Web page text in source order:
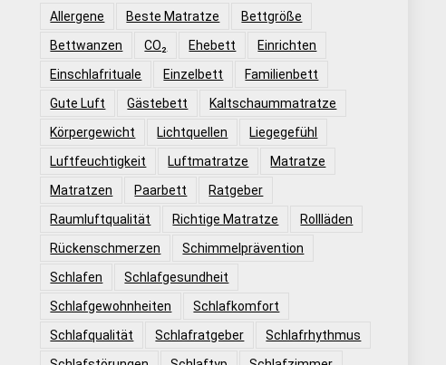
Allergene Beste Matratze
Bettgröße
Bettwanzen
CO₂ Ehebett
Einrichten
Einschlafrituale
Einzelbett
Familienbett
Gute Luft
Gästebett
Kaltschaummatratze
Körpergewicht
Lichtquellen
Liegegefühl
Luftfeuchtigkeit
Luftmatratze
Matratze
Matratzen
Paarbett
Ratgeber
Raumluftqualität
Richtige Matratze
Rollläden
Rückenschmerzen
Schimmelprävention
Schlafen
Schlafgesundheit
Schlafgewohnheiten
Schlafkomfort
Schlafqualität
Schlafratgeber
Schlafrhythmus